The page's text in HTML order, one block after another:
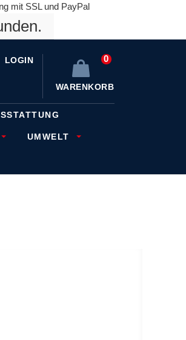
mit SSL und PayPal
LOGIN 0
WARENKORB
UMWELT